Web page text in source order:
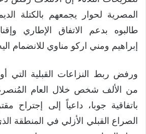
المصرية لحوار يجمعهم بالكتلة
طالبوه بدعم الاتفاق الإطاري
إبراهيم ومني اركو مناوي للانضمام
ورفض ربط النزاعات القبلية التي
من الألف شخص خلال العام
باتفاقية جوبا، داعياً إلى إجتراح
الصراع القبلي الأزلي في المنطقة